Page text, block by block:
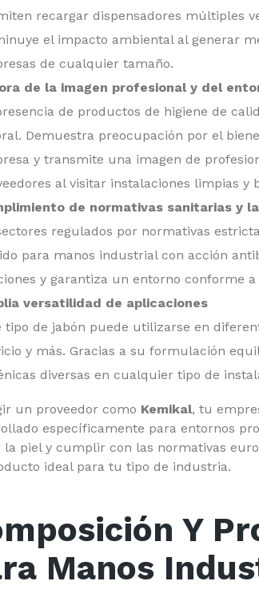
recargar dispensadores múltiples
el impacto ambiental al generar
de cualquier tamaño.
de la imagen profesional y del
de productos de higiene de
Demuestra preocupación por el
y transmite una imagen de
al visitar instalaciones limpias y
de normativas sanitarias y
regulados por normativas
para manos industrial con acción
y garantiza un entorno conforme
versatilidad de aplicaciones
tipo de jabón puede utilizarse en
y más. Gracias a su formulación
diversas en cualquier tipo de
un proveedor como Kemikal, tu
específicamente para entornos
piel y cumplir con las normativas
ideal para tu tipo de industria.
Y
Manos